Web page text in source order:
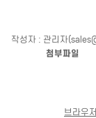
작성자 : 관리자
첨부파일
브라우